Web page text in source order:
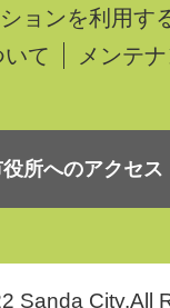
ョンを利用す
て
メンテ
所へのアクセス
Sanda City.All